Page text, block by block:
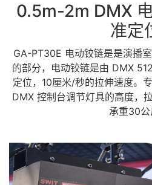
0.5m-2m DMX
准定
GA-PT30E 电动铰链是是演播
的部分，电动铰链是由 DMX
定位，10厘米/秒的拉伸速度。
DMX 控制台调节灯具的高度，
承重30公